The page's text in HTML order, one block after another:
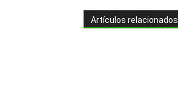
Artículos relacionados